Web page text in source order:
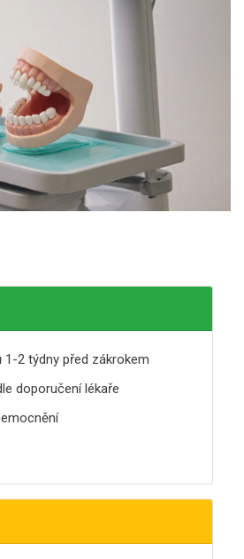
2 týdny před zákrokem
doporučení lékaře